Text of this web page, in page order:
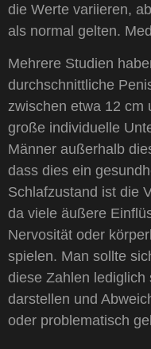
die Werte variieren,
als normal gelten.
Mehrere Studien
durchschnittliche
zwischen etwa 12 cm
große individuelle
Männer außerhalb
dass dies ein
Schlafzustand ist die
da viele äußere
Nervosität oder
spielen. Man sollte
diese Zahlen lediglich
darstellen und
oder problematisch